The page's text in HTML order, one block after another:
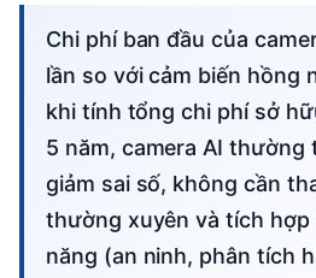
Chi phí ban đầu của camera AI cao hơn 2-4
lần so với cảm biến hồng
khi tính tổng chi phí sở
5 năm, camera AI thường
giảm sai số, không cần
thường xuyên và tích
năng (an ninh, phân tích